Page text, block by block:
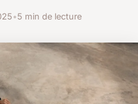
•5 min de lecture